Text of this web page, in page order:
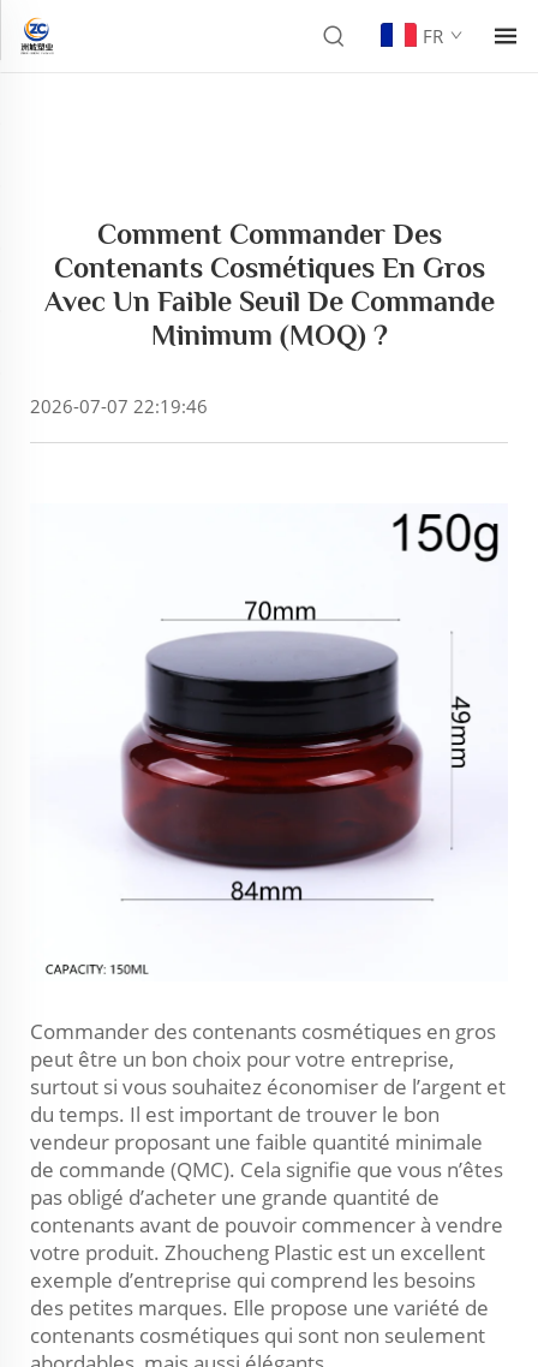
FR
Comment Commander Des
Contenants Cosmétiques En Gros
Avec Un Faible Seuil De Commande
Minimum (MOQ) ?
2026-07-07 22:19:46
Commander des contenants cosmétiques en gros
peut être un bon choix pour votre entreprise,
surtout si vous souhaitez économiser de l’argent et
du temps. Il est important de trouver le bon
vendeur proposant une faible quantité minimale
de commande (QMC). Cela signifie que vous n’êtes
pas obligé d’acheter une grande quantité de
contenants avant de pouvoir commencer à vendre
votre produit. Zhoucheng Plastic est un excellent
exemple d’entreprise qui comprend les besoins
des petites marques. Elle propose une variété de
contenants cosmétiques qui sont non seulement